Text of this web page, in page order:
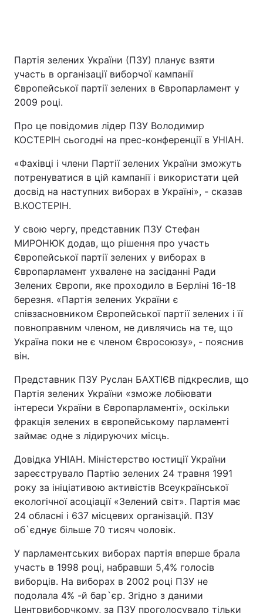
Партія зелених України (ПЗУ) планує взяти
участь в організації виборчої кампанії
Європейської партії зелених в Європарламент у
2009 році.
Про це повідомив лідер ПЗУ Володимир
КОСТЕРІН сьогодні на прес-конференції в УНІАН.
«Фахівці і члени Партії зелених України зможуть
потренуватися в цій кампанії і використати цей
досвід на наступних виборах в Україні», - сказав
В.КОСТЕРІН.
У свою чергу, представник ПЗУ Стефан
МИРОНЮК додав, що рішення про участь
Європейської партії зелених у виборах в
Європарламент ухвалене на засіданні Ради
Зелених Європи, яке проходило в Берліні 16-18
березня. «Партія зелених України є
співзасновником Європейської партії зелених і її
повноправним членом, не дивлячись на те, що
Україна поки не є членом Євросоюзу», - пояснив
він.
Представник ПЗУ Руслан БАХТІЄВ підкреслив, що
Партія зелених України «зможе лобіювати
інтереси України в Європарламенті», оскільки
фракція зелених в європейському парламенті
займає одне з лідируючих місць.
Довідка УНІАН. Міністерство юстиції України
зареєструвало Партію зелених 24 травня 1991
року за ініціативою активістів Всеукраїнської
екологічної асоціації «Зелений світ». Партія має
24 обласні і 637 місцевих організацій. ПЗУ
об`єднує більше 70 тисяч чоловік.
У парламентських виборах партія вперше брала
участь в 1998 році, набравши 5,4% голосів
виборців. На виборах в 2002 році ПЗУ не
подолала 4% -й бар`єр. Згідно з даними
Центрвиборчкому, за ПЗУ проголосувало тільки